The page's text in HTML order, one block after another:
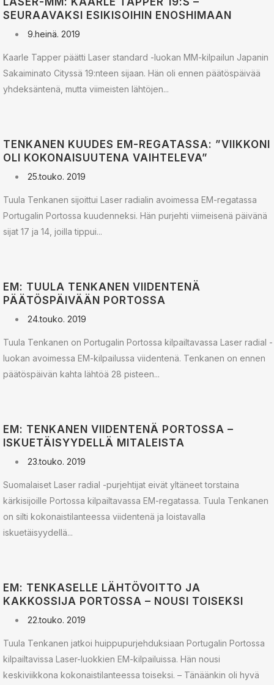
SEURAAVAKSI ESIKISOIHIN ENOSHIMAAN
9.heinä. 2019
Kaarle Tapper päätti Laser standard -luokan MM-kilpailun Japanin
Sakaiminato Cityssä 19:nteen sijaan. Hän oli ennen päätöspäivää
yhdeksäntenä, mutta viimeisten lähtöjen...
TENKANEN KUUDES EM-REGATASSA: ”VIIKKONI
OLI KOKONAISUUTENA VAIHTELEVA”
25.touko. 2019
Tuula Tenkanen sijoittui Laser radialin avoimessa EM-regatassa
Portugalin Portossa kuudenneksi. Hän purjehti viimeisenä päivänä
sijat 17 ja 14, joilla tippui...
EM: TUULA TENKANEN VIIDENTENÄ
PÄÄTÖSPÄIVÄÄN PORTOSSA
24.touko. 2019
Tuula Tenkanen on Portugalin Portossa kilpailtavassa Laser radial -
luokan avoimessa EM-kilpailussa viidentenä. Tenkanen on ennen
päätöspäivän kahta lähtöä 28 pisteen...
EM: TENKANEN VIIDENTENÄ PORTOSSA –
ISKUETÄISYYDELLÄ MITALEISTA
23.touko. 2019
Suomalaiset Laser radial -purjehtijat eivät yltäneet torstaina
kärkisijoille Portossa kilpailtavassa EM-regatassa. Tuula Tenkanen
on silti kokonaistilanteessa viidentenä ja loistavalla
iskuetäisyydellä...
EM: TENKASELLE LÄHTÖVOITTO JA
KAKKOSSIJA PORTOSSA – NOUSI TOISEKSI
22.touko. 2019
Tuula Tenkanen jatkoi huippupurjehduksiaan Portugalin Portossa
kilpailtavissa Laser-luokkien EM-kilpailuissa. Hän nousi
keskiviikkona kokonaistilanteessa toiseksi. – Tänäänkin oli hyvä